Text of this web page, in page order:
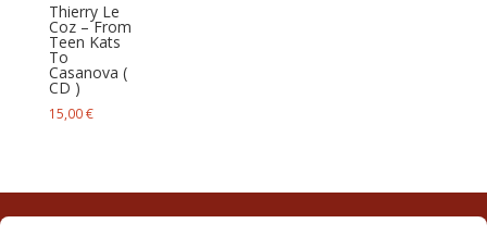
Thierry Le
Coz – From
Teen Kats
To
Casanova ‎(
CD )
15,00€